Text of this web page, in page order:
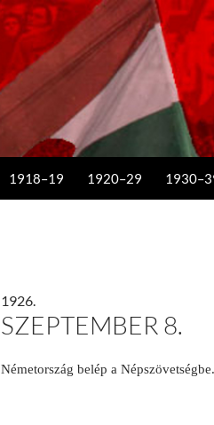
1918–19 1920–29
1926.
SZEPTEMBER 8.
Németország belép a Nép­szövetségbe.